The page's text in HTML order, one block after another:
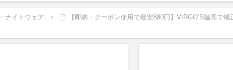
ナイトウェア
【即納・クーポン使用で最安880円】VIRGO’S脇高で